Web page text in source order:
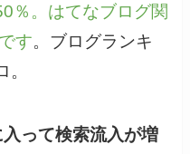
％。はてなブログ関
す。ブログランキ
って検索流入が増